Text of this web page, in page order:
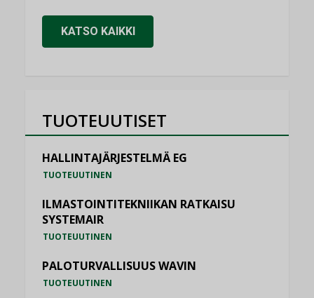
KATSO KAIKKI
TUOTEUUTISET
HALLINTAJÄRJESTELMÄ EG
TUOTEUUTINEN
ILMASTOINTITEKNIIKAN RATKAISU
SYSTEMAIR
TUOTEUUTINEN
PALOTURVALLISUUS WAVIN
TUOTEUUTINEN